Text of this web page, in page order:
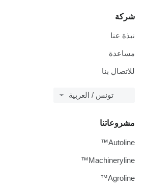
شركة
نبذة عنا
مساعدة
للاتصال بنا
تونس / العربية
مشروعاتنا
Autoline™
Machineryline™
Agroline™